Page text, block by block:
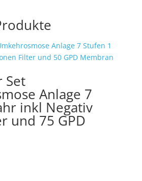
Set
Anlage 7
inkl Negativ
und 75 GPD